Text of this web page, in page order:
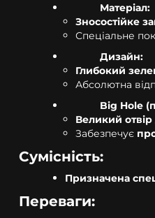
Матеріал:
Зносостійке
Спеціальне
Дизайн:
Глибокий
Абсолютна
Big Hole
Великий
Забезпечує
Сумісність:
Призначена
Переваги: